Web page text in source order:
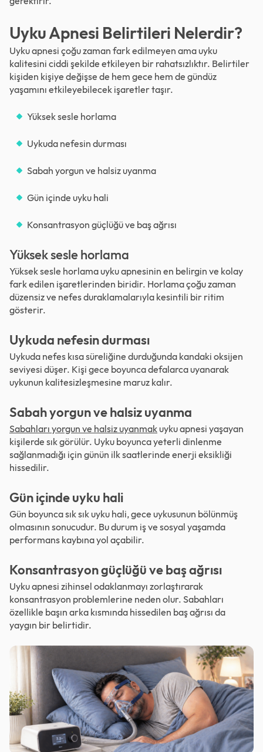
Uyku Apnesi Belirtileri Nelerdir?
Uyku apnesi çoğu zaman fark edilmeyen ama uyku
kalitesini ciddi şekilde etkileyen bir rahatsızlıktır. Belirtiler
kişiden kişiye değişse de hem gece hem de gündüz
yaşamını etkileyebilecek işaretler taşır.
Yüksek sesle horlama
Uykuda nefesin durması
Sabah yorgun ve halsiz uyanma
Gün içinde uyku hali
Konsantrasyon güçlüğü ve baş ağrısı
Yüksek sesle horlama
Yüksek sesle horlama uyku apnesinin en belirgin ve kolay
fark edilen işaretlerinden biridir. Horlama çoğu zaman
düzensiz ve nefes duraklamalarıyla kesintili bir ritim
gösterir.
Uykuda nefesin durması
Uykuda nefes kısa süreliğine durduğunda kandaki oksijen
seviyesi düşer. Kişi gece boyunca defalarca uyanarak
uykunun kalitesizleşmesine maruz kalır.
Sabah yorgun ve halsiz uyanma
Sabahları yorgun ve halsiz uyanmakuyku apnesi yaşayan
kişilerde sık görülür. Uyku boyunca yeterli dinlenme
sağlanmadığı için günün ilk saatlerinde enerji eksikliği
hissedilir.
Gün içinde uyku hali
Gün boyunca sık sık uyku hali, gece uykusunun bölünmüş
olmasının sonucudur. Bu durum iş ve sosyal yaşamda
performans kaybına yol açabilir.
Konsantrasyon güçlüğü ve baş ağrısı
Uyku apnesi zihinsel odaklanmayı zorlaştırarak
konsantrasyon problemlerine neden olur. Sabahları
özellikle başın arka kısmında hissedilen baş ağrısı da
yaygın bir belirtidir.